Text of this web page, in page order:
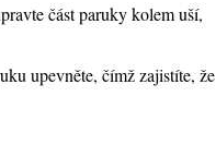
část paruky kolem uší,
upevněte, čímž zajistíte, že